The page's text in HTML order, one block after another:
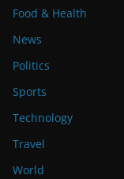
Food & Health
News
Politics
Sports
Technology
Travel
World